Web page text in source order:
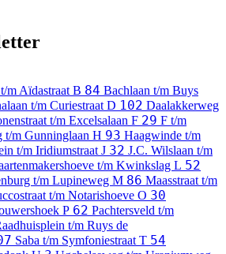
m Aïdastraat B 84 Bachlaan t/m Buys
t/m Curiestraat D 102 Daalakkerweg
t/m Excelsalaan F 29 F t/m
t/m Gunninglaan H 93 Haagwinde t/m
t/m Iridiumstraat J 32 J.C. Wilslaan t/m
t/m Kwinkslag L 52
t/m Lupineweg M 86 Maasstraat t/m
t/m Notarishoeve O 30
P 62 Pachtersveld t/m
t/m Ruys de
Saba t/m Symfoniestraat T 54